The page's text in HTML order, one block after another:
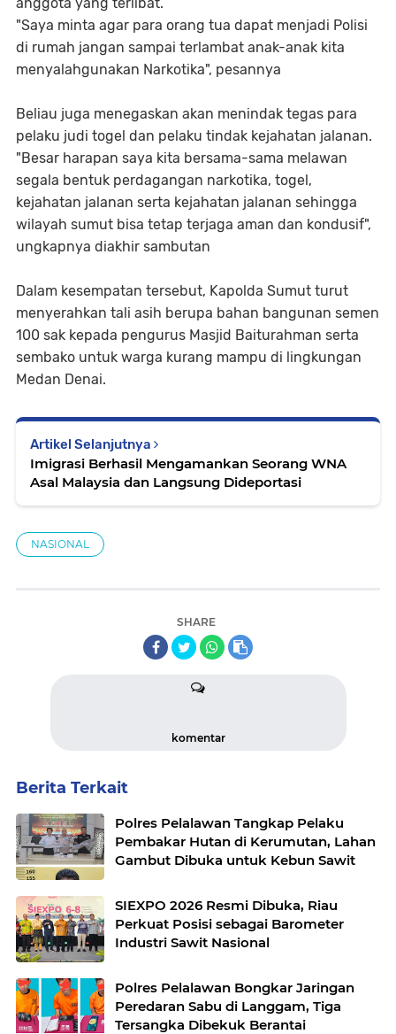
"Saya minta agar para orang tua dapat menjadi Polisi
di rumah jangan sampai terlambat anak-anak kita
menyalahgunakan Narkotika", pesannya
Beliau juga menegaskan akan menindak tegas para
pelaku judi togel dan pelaku tindak kejahatan jalanan.
"Besar harapan saya kita bersama-sama melawan
segala bentuk perdagangan narkotika, togel,
kejahatan jalanan serta kejahatan jalanan sehingga
wilayah sumut bisa tetap terjaga aman dan kondusif",
ungkapnya diakhir sambutan
Dalam kesempatan tersebut, Kapolda Sumut turut
menyerahkan tali asih berupa bahan bangunan semen
100 sak kepada pengurus Masjid Baiturahman serta
sembako untuk warga kurang mampu di lingkungan
Medan Denai.
Artikel Selanjutnya
Imigrasi Berhasil Mengamankan Seorang WNA
Asal Malaysia dan Langsung Dideportasi
NASIONAL
SHARE
komentar
Berita Terkait
Polres Pelalawan Tangkap Pelaku
Pembakar Hutan di Kerumutan, Lahan
Gambut Dibuka untuk Kebun Sawit
SIEXPO 2026 Resmi Dibuka, Riau
Perkuat Posisi sebagai Barometer
Industri Sawit Nasional
Polres Pelalawan Bongkar Jaringan
Peredaran Sabu di Langgam, Tiga
Tersangka Dibekuk Berantai